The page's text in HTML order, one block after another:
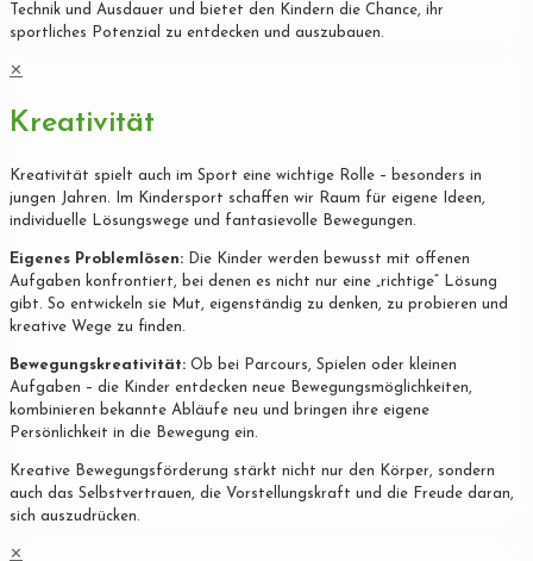
Technik und Ausdauer und bietet den Kindern die Chance, ihr
sportliches Potenzial zu entdecken und auszubauen.
✕
Kreativität
Kreativität spielt auch im Sport eine wichtige Rolle – besonders in
jungen Jahren. Im Kindersport schaffen wir Raum für eigene Ideen,
individuelle Lösungswege und fantasievolle Bewegungen.
Eigenes Problemlösen: Die Kinder werden bewusst mit offenen
Aufgaben konfrontiert, bei denen es nicht nur eine „richtige“ Lösung
gibt. So entwickeln sie Mut, eigenständig zu denken, zu probieren und
kreative Wege zu finden.
Bewegungskreativität: Ob bei Parcours, Spielen oder kleinen
Aufgaben – die Kinder entdecken neue Bewegungsmöglichkeiten,
kombinieren bekannte Abläufe neu und bringen ihre eigene
Persönlichkeit in die Bewegung ein.
Kreative Bewegungsförderung stärkt nicht nur den Körper, sondern
auch das Selbstvertrauen, die Vorstellungskraft und die Freude daran,
sich auszudrücken.
✕